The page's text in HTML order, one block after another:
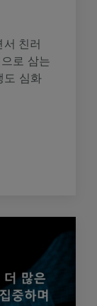
친러
로 삼는
도 심화